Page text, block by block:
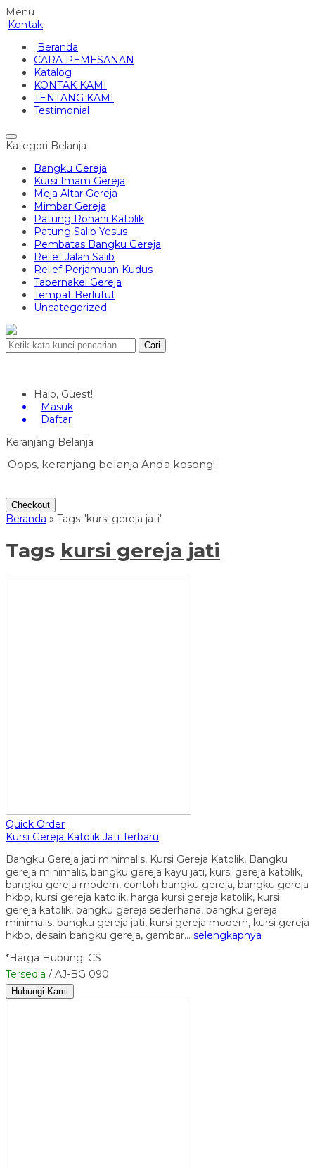
Menu
Kontak
Beranda
CARA PEMESANAN
Katalog
KONTAK KAMI
TENTANG KAMI
Testimonial
Kategori Belanja
Bangku Gereja
Kursi Imam Gereja
Meja Altar Gereja
Mimbar Gereja
Patung Rohani Katolik
Patung Salib Yesus
Pembatas Bangku Gereja
Relief Jalan Salib
Relief Perjamuan Kudus
Tabernakel Gereja
Tempat Berlutut
Uncategorized
Cari
Halo, Guest!
Masuk
Daftar
Keranjang Belanja
Oops, keranjang belanja Anda kosong!
Checkout
Beranda » Tags "kursi gereja jati"
Tags kursi gereja jati
Quick Order
Kursi Gereja Katolik Jati Terbaru
Bangku Gereja jati minimalis, Kursi Gereja Katolik, Bangku
gereja minimalis, bangku gereja kayu jati, kursi gereja katolik,
bangku gereja modern, contoh bangku gereja, bangku gereja
hkbp, kursi gereja katolik, harga kursi gereja katolik, kursi
gereja katolik, bangku gereja sederhana, bangku gereja
minimalis, bangku gereja jati, kursi gereja modern, kursi gereja
hkbp, desain bangku gereja, gambar… selengkapnya
*Harga Hubungi CS
Tersedia / AJ-BG 090
Hubungi Kami